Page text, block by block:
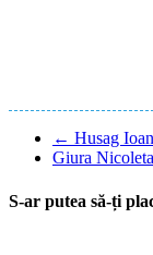
← Husag
Giura
S-ar putea să-ți